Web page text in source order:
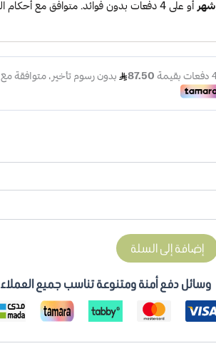
إضافة إلى السلة
وسائل دفع أمنة ومتنوعة تناسب جميع العملاء